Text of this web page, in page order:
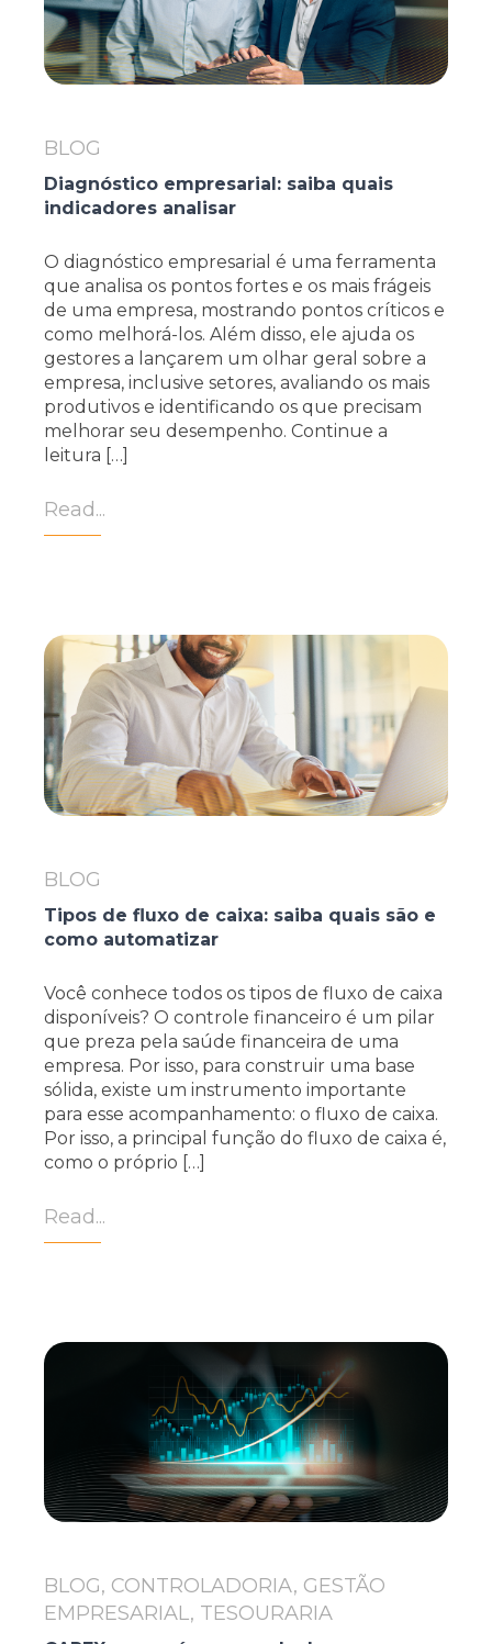
BLOG
Diagnóstico empresarial: saiba quais
indicadores analisar
O diagnóstico empresarial é uma ferramenta
que analisa os pontos fortes e os mais frágeis
de uma empresa, mostrando pontos críticos e
como melhorá-los. Além disso, ele ajuda os
gestores a lançarem um olhar geral sobre a
empresa, inclusive setores, avaliando os mais
produtivos e identificando os que precisam
melhorar seu desempenho. Continue a
leitura […]
Read...
BLOG
Tipos de fluxo de caixa: saiba quais são e
como automatizar
Você conhece todos os tipos de fluxo de caixa
disponíveis? O controle financeiro é um pilar
que preza pela saúde financeira de uma
empresa. Por isso, para construir uma base
sólida, existe um instrumento importante
para esse acompanhamento: o fluxo de caixa.
Por isso, a principal função do fluxo de caixa é,
como o próprio […]
Read...
BLOG, CONTROLADORIA, GESTÃO
EMPRESARIAL, TESOURARIA